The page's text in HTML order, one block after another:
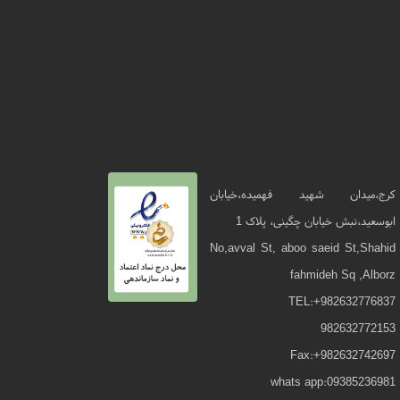
کرج،میدان شهید فهمیده،خیابان
ابوسعید،نبش خیابان چگینی، پلاک 1
No,avval St, aboo saeid St,Shahid
fahmideh Sq ,Alborz
TEL:+982632776837
982632772153
Fax:+982632742697
whats app:09385236981